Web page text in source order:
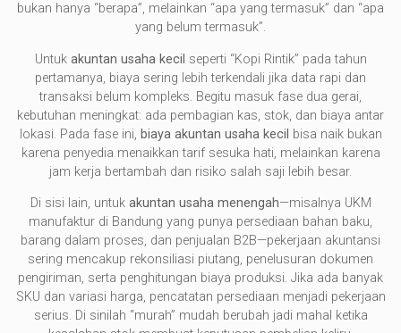
bukan hanya “berapa”, melainkan “apa yang termasuk” dan “apa
yang belum termasuk”.
Untuk akuntan usaha kecil seperti “Kopi Rintik” pada tahun
pertamanya, biaya sering lebih terkendali jika data rapi dan
transaksi belum kompleks. Begitu masuk fase dua gerai,
kebutuhan meningkat: ada pembagian kas, stok, dan biaya antar
lokasi. Pada fase ini, biaya akuntan usaha kecil bisa naik bukan
karena penyedia menaikkan tarif sesuka hati, melainkan karena
jam kerja bertambah dan risiko salah saji lebih besar.
Di sisi lain, untuk akuntan usaha menengah—misalnya UKM
manufaktur di Bandung yang punya persediaan bahan baku,
barang dalam proses, dan penjualan B2B—pekerjaan akuntansi
sering mencakup rekonsiliasi piutang, penelusuran dokumen
pengiriman, serta penghitungan biaya produksi. Jika ada banyak
SKU dan variasi harga, pencatatan persediaan menjadi pekerjaan
serius. Di sinilah “murah” mudah berubah jadi mahal ketika